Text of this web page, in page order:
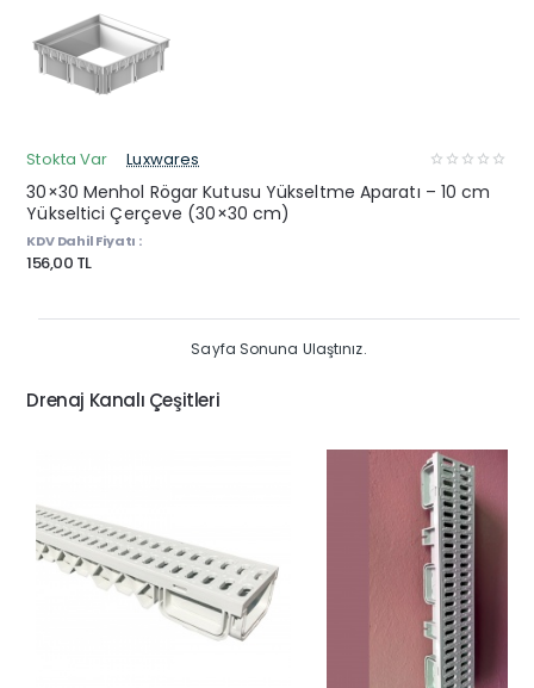
Stokta Var Luxwares
30×30 Menhol Rögar Kutusu Yükseltme Aparatı – 10 cm
Yükseltici Çerçeve (30×30 cm)
KDV Dahil Fiyatı :
156,00 TL
Sayfa Sonuna Ulaştınız.
Drenaj Kanalı Çeşitleri